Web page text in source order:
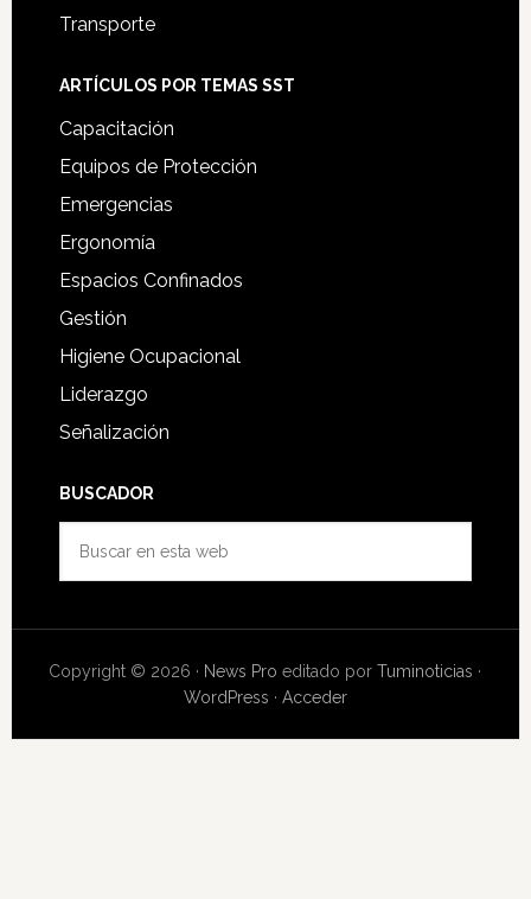
Transporte
ARTÍCULOS POR TEMAS SST
Capacitación
Equipos de Protección
Emergencias
Ergonomía
Espacios Confinados
Gestión
Higiene Ocupacional
Liderazgo
Señalización
BUSCADOR
web
Copyright © 2026 · News Pro editado porTuminoticias ·
WordPress · Acceder